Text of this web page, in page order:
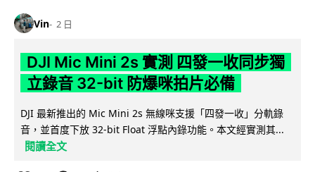
Vin 2 日
DJI Mic Mini 2s 實測 四發一收同步獨
立錄音 32-bit 防爆咪拍片必備
DJI 最新推出的 Mic Mini 2s 無線咪支援「四發一收」分軌錄
音，並首度下放 32-bit Float 浮點內錄功能。本文經實測其...
閱讀全文